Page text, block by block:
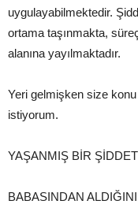
uygulayabilmektedir.
ortama taşınmakta,
alanına yayılmaktadır.
Yeri gelmişken size
istiyorum.
YAŞANMIŞ BİR
BABASINDAN